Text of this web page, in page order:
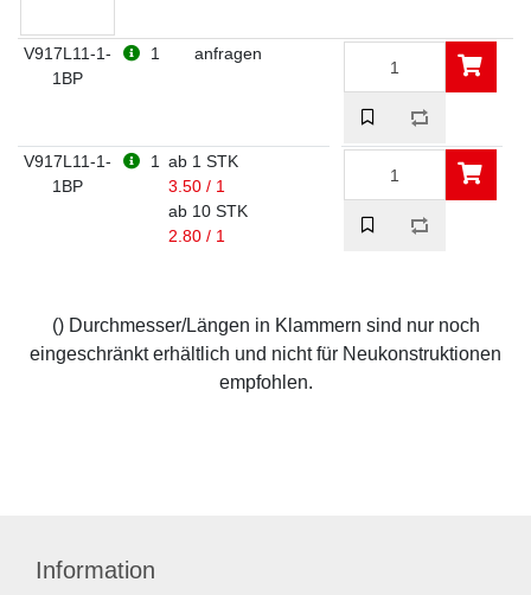
V917L11-1-
1BP
1 anfragen
V917L11-1-
1BP
1
ab 1 STK
3.50 / 1
ab 10 STK
2.80 / 1
() Durchmesser/Längen in Klammern sind nur noch
eingeschränkt erhältlich und nicht für Neukonstruktionen
empfohlen.
Information